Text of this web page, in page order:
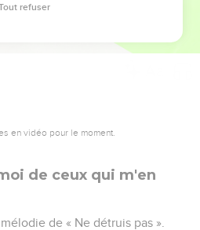
en vidéo pour le moment.
de ceux qui m'en
de « Ne détruis pas ».
refuser